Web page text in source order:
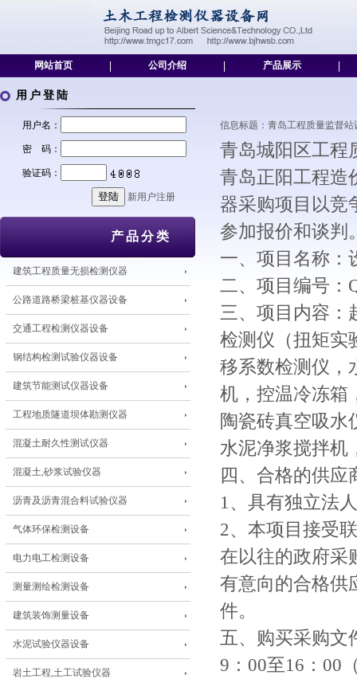
网站首页 公司介绍 产品展示
用户登陆
用户名：
密 码：
验证码：
新用户注册
产品分类
建筑工程质量无损检测仪器
公路道路桥梁桩基仪器设备
交通工程检测仪器设备
钢结构检测试验仪器设备
建筑节能测试仪器设备
工程地质隧道坝体勘测仪器
混凝土耐久性测试仪器
混凝土,砂浆试验仪器
沥青及沥青混合料试验仪器
气体环保检测设备
电力电工检测设备
测量测绘检测设备
建筑装饰测量设备
水泥试验仪器设备
岩土工程,土工试验仪器
信息标题：青岛工程质量监督站
青岛城阳区工程
青岛正阳工程造
器采购项目以竞
参加报价和谈判
一、项目名称
二、项目编号：
三、项目内容：
检测仪（扭矩实
移系数检测仪，
机，控温冷冻箱
陶瓷砖真空吸水
水泥净浆搅拌机
四、合格的供
1、具有独立法
2、本项目接受
在以往的政府采
有意向的合格供
件。
五、购买采购文
9：00至16：00